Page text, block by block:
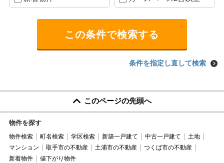
条件を指定し直して検索
このページの先頭へ
物件を探す
物件検索 町名検索 学区検索 新築一戸建て 中古一戸建て
土地
マンション
取手市の不動産 土浦市の不動産
つくば市の不動産
新着物件
値下がり物件